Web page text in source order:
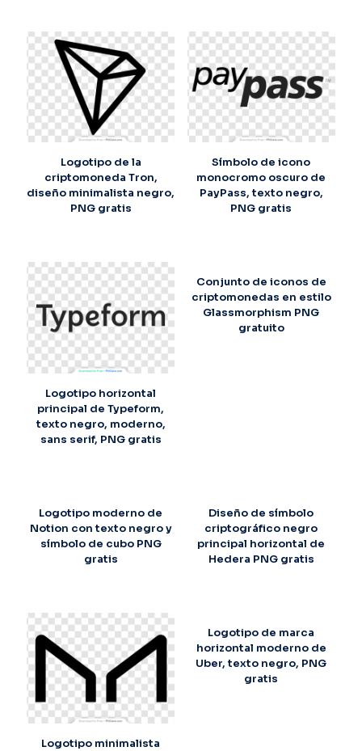
Logotipo de la
criptomoneda Tron,
diseño minimalista negro,
PNG gratis
Símbolo de icono
monocromo oscuro de
PayPass, texto negro,
PNG gratis
Logotipo horizontal
principal de Typeform,
texto negro, moderno,
sans serif, PNG gratis
Conjunto de iconos de
criptomonedas en estilo
Glassmorphism PNG
gratuito
Logotipo moderno de
Notion con texto negro y
símbolo de cubo PNG
gratis
Diseño de símbolo
criptográfico negro
principal horizontal de
Hedera PNG gratis
Logotipo minimalista
Logotipo de marca
horizontal moderno de
Uber, texto negro, PNG
gratis